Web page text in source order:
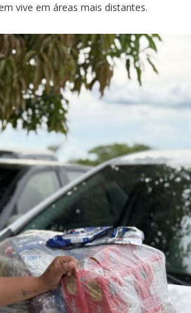
vive em áreas mais distantes.